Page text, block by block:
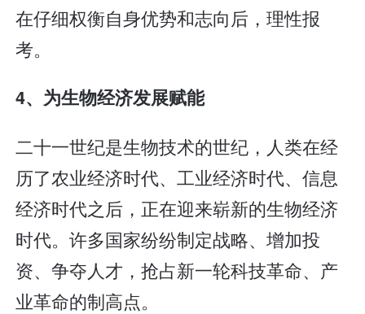
在仔细权衡自身优势和志向后，理性报
考。
4、为生物经济发展赋能
二十一世纪是生物技术的世纪，人类在经
历了农业经济时代、工业经济时代、信息
经济时代之后，正在迎来崭新的生物经济
时代。许多国家纷纷制定战略、增加投
资、争夺人才，抢占新一轮科技革命、产
业革命的制高点。